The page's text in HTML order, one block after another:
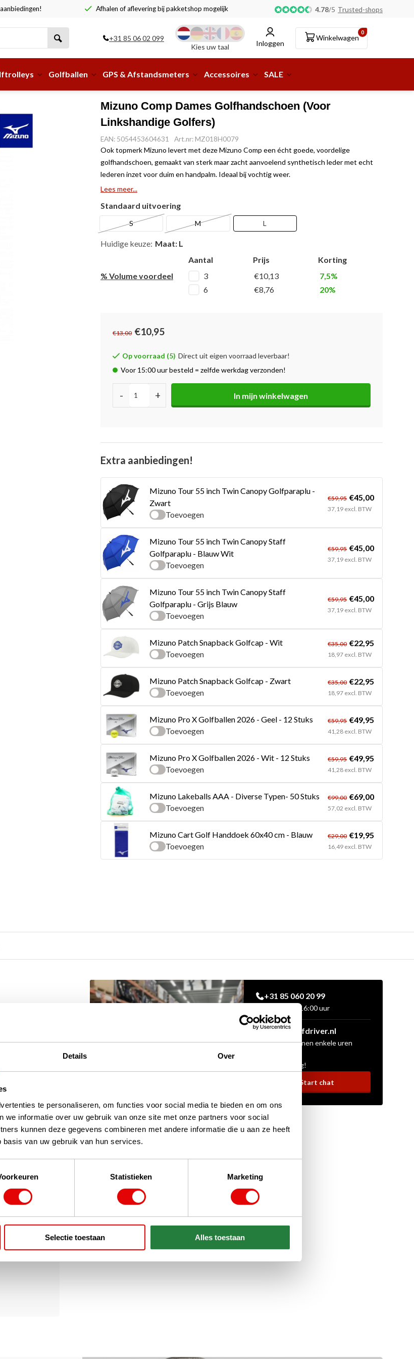
Details Over
te personaliseren, om functies voor social media te bieden en om ons
we informatie over uw gebruik van onze site met onze partners voor social
kunnen deze gegevens combineren met andere informatie die u aan ze heeft
van uw gebruik van hun services.
Statistieken Marketing
Selectie toestaan Alles toestaan
Afhalen of aflevering bij pakketshop mogelijk! 4.78/5 Trusted-shops
+31 85 06 02 099
Kies uw taal
Inloggen
0
Winkelwagen
Golfballen GPS & Afstandsmeters Accessoires SALE
Mizuno Comp Dames Golfhandschoen (Voor
Linkshandige Golfers)
EAN: 5054453604631 Art.nr: MZ018H0079
Ook topmerk Mizuno levert met deze Mizuno Comp een écht goede, voordelige
golfhandschoen, gemaakt van sterk maar zacht aanvoelend synthetisch leder met echt
lederen inzet voor duim en handpalm. Ideaal bij vochtig weer.
Lees meer...
Standaard uitvoering
S M L
Huidige keuze: Maat: L
% Volume voordeel
Aantal Prijs
Korting
3
€10,13
7,5%
6
€8,76 20%
€13,00 €10,95
Op voorraad (5) Direct uit eigen voorraad leverbaar!
Voor 15:00 uur besteld = zelfde werkdag verzonden!
- + In mijn winkelwagen
Extra aanbiedingen!
Mizuno Tour 55 inch Twin Canopy Golfparaplu -
Zwart
Toevoegen
€59,95 €45,00
37,19 excl. BTW
Mizuno Tour 55 inch Twin Canopy Staff
Golfparaplu - Blauw Wit
Toevoegen
€59,95 €45,00
37,19 excl. BTW
Mizuno Tour 55 inch Twin Canopy Staff
Golfparaplu - Grijs Blauw
Toevoegen
€59,95 €45,00
37,19 excl. BTW
Mizuno Patch Snapback Golfcap - Wit
Toevoegen
€35,00 €22,95
18,97 excl. BTW
Mizuno Patch Snapback Golfcap - Zwart
Toevoegen
€35,00 €22,95
18,97 excl. BTW
Mizuno Pro X Golfballen 2026 - Geel - 12 Stuks
Toevoegen
€59,95 €49,95
41,28 excl. BTW
Mizuno Pro X Golfballen 2026 - Wit - 12 Stuks
Toevoegen
€59,95 €49,95
41,28 excl. BTW
Mizuno Lakeballs AAA - Diverse Typen- 50 Stuks
Toevoegen
€99,00 €69,00
57,02 excl. BTW
Mizuno Cart Golf Handdoek 60x40 cm - Blauw
Toevoegen
€29,00 €19,95
16,49 excl. BTW
goede,
Ideaal bij
Ook
voordelige
synthetisch
+31 85 060 20 99
Ma-vr 10:00 - 16:00 uur
sales@golfdriver.nl
Gemiddeld binnen enkele uren
Stel uw vraag!
Start chat